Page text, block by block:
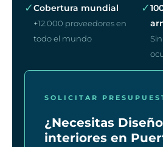
✓Cobertura mundial
+12.000 proveedores en
todo el mundo
✓
SOLICITAR
¿Necesitas Diseño
interiores en